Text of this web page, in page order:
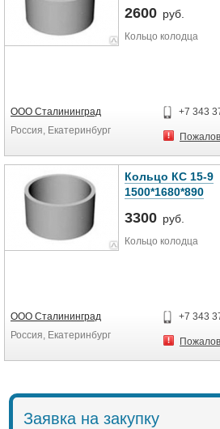
2600 руб.
Кольцо колодца
ООО Сталининград
Россия, Екатеринбург
+7 343
Кольцо КС 15-9
1500*1680*890
3300 руб.
Кольцо колодца
ООО Сталининград
Россия, Екатеринбург
+7 343
Заявка на закупку